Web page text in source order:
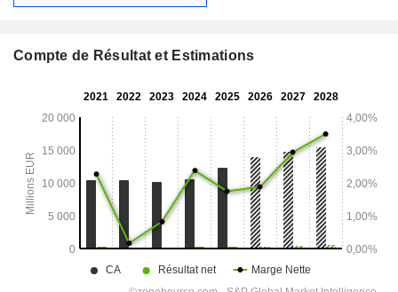
Compte de Résultat et Estimations